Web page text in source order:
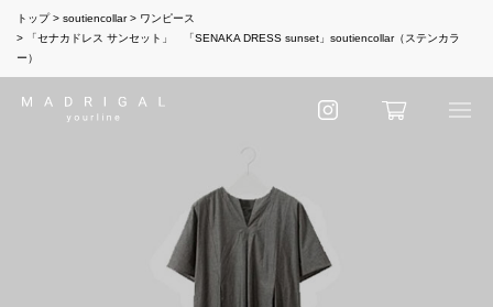
トップ soutiencollar
ワンピース
「セナカドレス サンセット」 「SENAKA DRESS sunset」soutiencollar（ステンカラ
ー）